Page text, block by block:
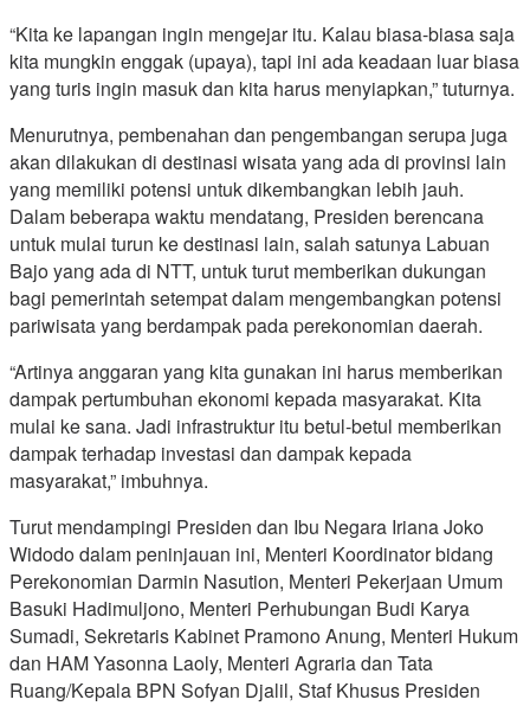
“Kita ke lapangan ingin mengejar itu. Kalau biasa-biasa saja
kita mungkin enggak (upaya), tapi ini ada keadaan luar biasa
yang turis ingin masuk dan kita harus menyiapkan,” tuturnya.
Menurutnya, pembenahan dan pengembangan serupa juga
akan dilakukan di destinasi wisata yang ada di provinsi lain
yang memiliki potensi untuk dikembangkan lebih jauh.
Dalam beberapa waktu mendatang, Presiden berencana
untuk mulai turun ke destinasi lain, salah satunya Labuan
Bajo yang ada di NTT, untuk turut memberikan dukungan
bagi pemerintah setempat dalam mengembangkan potensi
pariwisata yang berdampak pada perekonomian daerah.
“Artinya anggaran yang kita gunakan ini harus memberikan
dampak pertumbuhan ekonomi kepada masyarakat. Kita
mulai ke sana. Jadi infrastruktur itu betul-betul memberikan
dampak terhadap investasi dan dampak kepada
masyarakat,” imbuhnya.
Turut mendampingi Presiden dan Ibu Negara Iriana Joko
Widodo dalam peninjauan ini, Menteri Koordinator bidang
Perekonomian Darmin Nasution, Menteri Pekerjaan Umum
Basuki Hadimuljono, Menteri Perhubungan Budi Karya
Sumadi, Sekretaris Kabinet Pramono Anung, Menteri Hukum
dan HAM Yasonna Laoly, Menteri Agraria dan Tata
Ruang/Kepala BPN Sofyan Djalil, Staf Khusus Presiden